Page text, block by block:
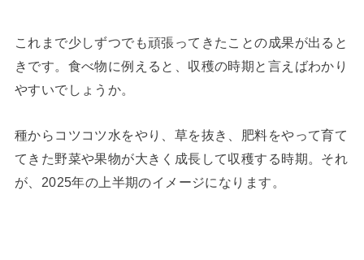
これまで少しずつでも頑張ってきたことの成果が出ると
きです。食べ物に例えると、収穫の時期と言えばわかり
やすいでしょうか。
種からコツコツ水をやり、草を抜き、肥料をやって育て
てきた野菜や果物が大きく成長して収穫する時期。それ
が、2025年の上半期のイメージになります。